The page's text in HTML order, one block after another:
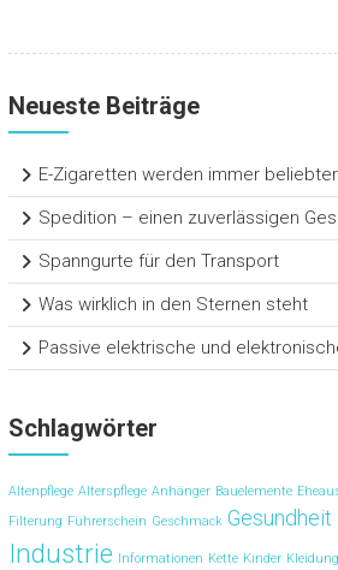
Neueste Beiträge
E-Zigaretten werden immer beliebter
Spedition – einen zuverlässigen
Spanngurte für den Transport
Was wirklich in den Sternen steht
Passive elektrische und
Schlagwörter
Altenpflege Alterspflege Anhänger Bauelemente
Filterung Führerschein Geschmack Gesundheit
Industrie Informationen Kette Kinder Kleidung